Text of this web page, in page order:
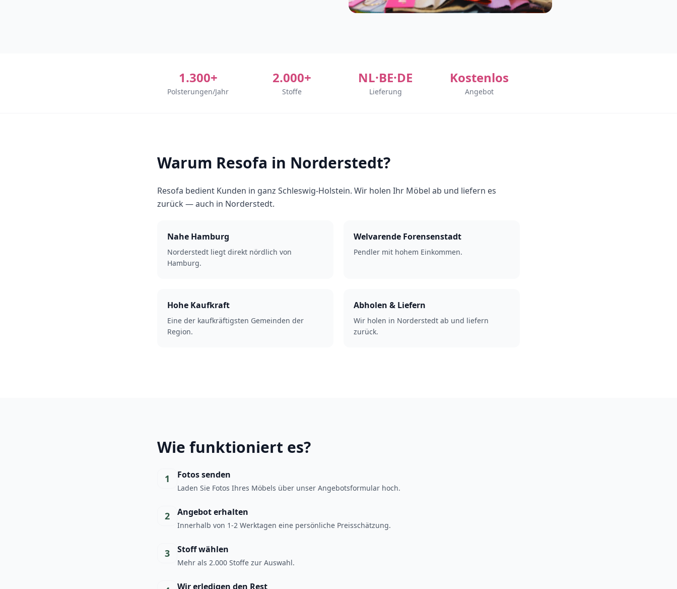
1.300+
Polsterungen/Jahr
2.000+
Stoffe
NL·BE·DE
Lieferung
Kostenlos
Angebot
Warum Resofa in Norderstedt?
Resofa bedient Kunden in ganz Schleswig-Holstein. Wir holen Ihr Möbel ab und liefern es
zurück — auch in Norderstedt.
Nahe Hamburg
Norderstedt liegt direkt nördlich von
Hamburg.
Welvarende Forensenstadt
Pendler mit hohem Einkommen.
Hohe Kaufkraft
Eine der kaufkräftigsten Gemeinden der
Region.
Abholen & Liefern
Wir holen in Norderstedt ab und liefern
zurück.
Wie funktioniert es?
1 Fotos senden
Laden Sie Fotos Ihres Möbels über unser Angebotsformular hoch.
2 Angebot erhalten
Innerhalb von 1-2 Werktagen eine persönliche Preisschätzung.
3 Stoff wählen
Mehr als 2.000 Stoffe zur Auswahl.
Wir erledigen den Rest